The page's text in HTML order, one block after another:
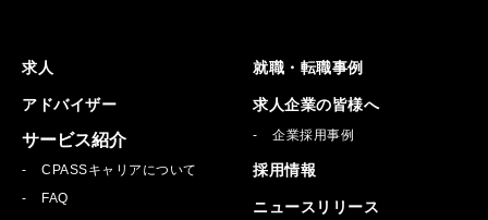
求人
アドバイザー
サービス紹介
CPASSキャリアについて
FAQ
就職・転職事例
求人企業の皆様へ
企業採用事例
採用情報
ニュースリリース